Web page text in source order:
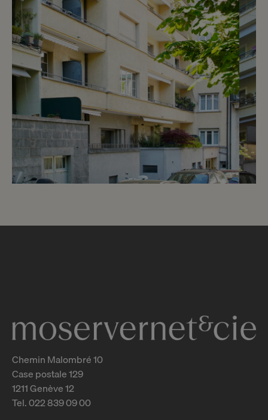
Chemin Malombré 10
Case postale 129
1211 Genève 12
Tel. 022 839 09 00